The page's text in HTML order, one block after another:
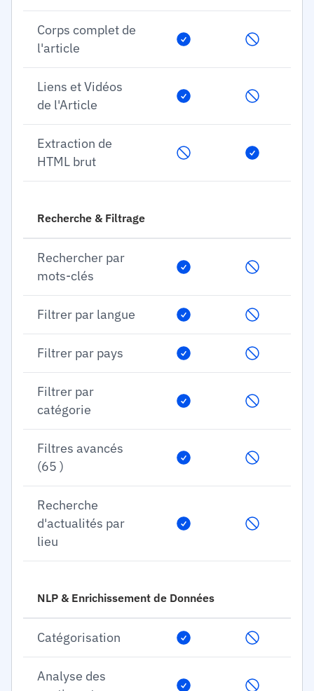
Corps complet de
l'article
Liens et Vidéos
de l'Article
Extraction de
HTML brut
Recherche & Filtrage
Rechercher par
mots-clés
Filtrer par langue
Filtrer par pays
Filtrer par
catégorie
Filtres avancés
(65 )
Recherche
d'actualités par
lieu
NLP & Enrichissement de Données
Catégorisation
Analyse des